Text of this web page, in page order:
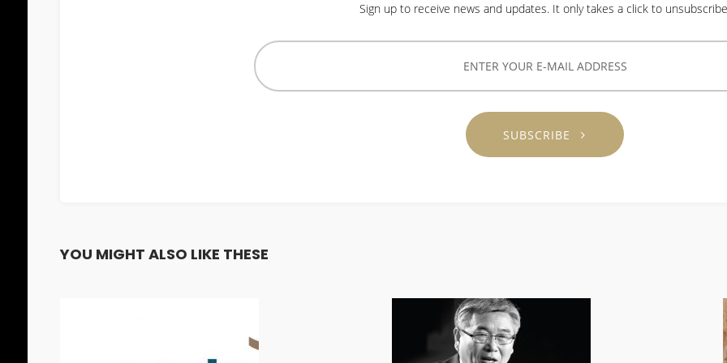
Sign up to receive news and updates. It only takes a click to
SUBSCRIBE
YOU MIGHT ALSO LIKE THESE